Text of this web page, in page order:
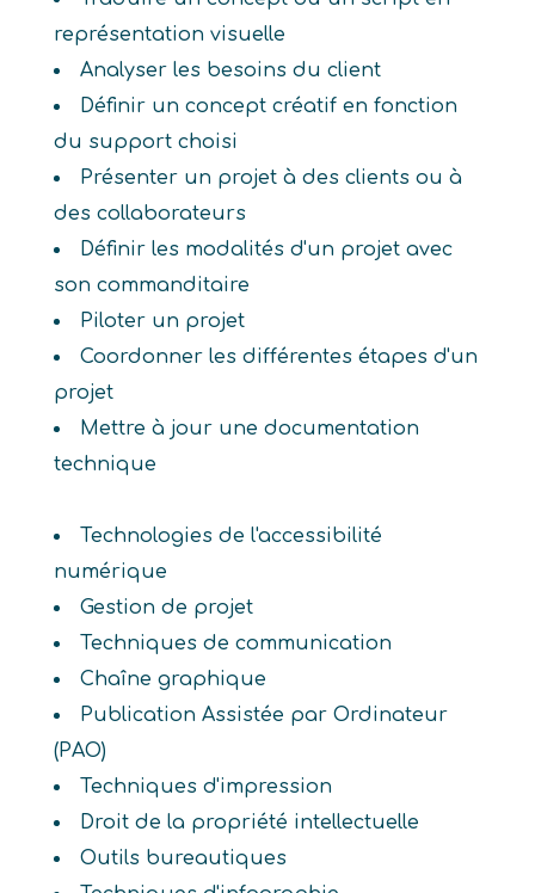
représentation visuelle
Analyser les besoins du client
Définir un concept créatif en fonction
du support choisi
Présenter un projet à des clients ou à
des collaborateurs
Définir les modalités d'un projet avec
son commanditaire
Piloter un projet
Coordonner les différentes étapes d'un
projet
Mettre à jour une documentation
technique
Technologies de l'accessibilité
numérique
Gestion de projet
Techniques de communication
Chaîne graphique
Publication Assistée par Ordinateur
(PAO)
Techniques d'impression
Droit de la propriété intellectuelle
Outils bureautiques